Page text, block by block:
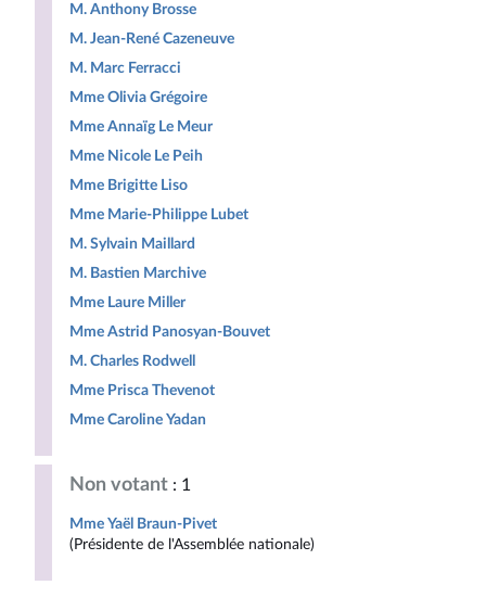
M. Anthony Brosse
M. Jean-René Cazeneuve
M. Marc Ferracci
Mme Olivia Grégoire
Mme Annaïg Le Meur
Mme Nicole Le Peih
Mme Brigitte Liso
Mme Marie-Philippe Lubet
M. Sylvain Maillard
M. Bastien Marchive
Mme Laure Miller
Mme Astrid Panosyan-Bouvet
M. Charles Rodwell
Mme Prisca Thevenot
Mme Caroline Yadan
Non votant : 1
Mme Yaël Braun-Pivet
(Présidente de l'Assemblée nationale)